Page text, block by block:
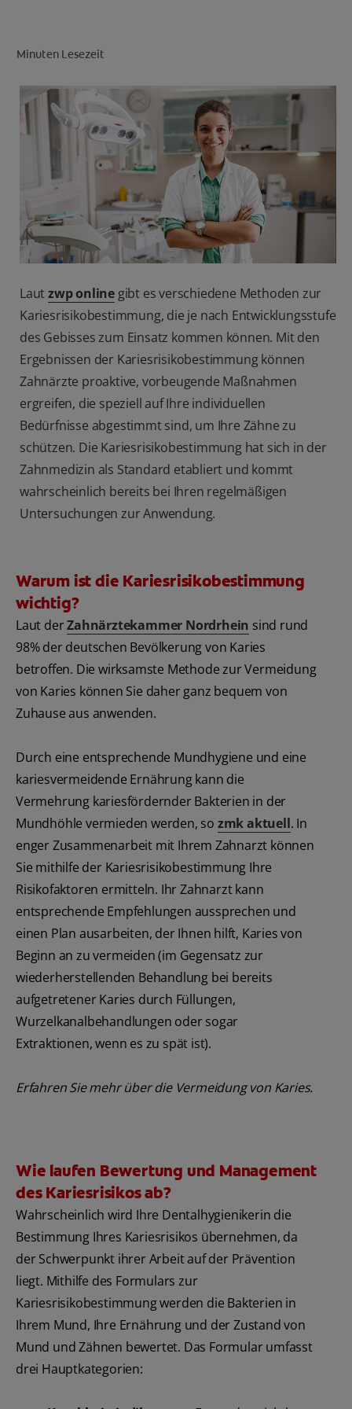
Minuten Lesezeit
Lautzwp online gibt es verschiedene Methoden zur
Kariesrisikobestimmung, die je nach Entwicklungsstufe
des Gebisses zum Einsatz kommen können. Mit den
Ergebnissen der Kariesrisikobestimmung können
Zahnärzte proaktive, vorbeugende Maßnahmen
ergreifen, die speziell auf Ihre individuellen
Bedürfnisse abgestimmt sind, um Ihre Zähne zu
schützen. Die Kariesrisikobestimmung hat sich in der
Zahnmedizin als Standard etabliert und kommt
wahrscheinlich bereits bei Ihren regelmäßigen
Untersuchungen zur Anwendung.
Warum ist die Kariesrisikobestimmung
wichtig?
Laut derZahnärztekammer Nordrhein sind rund
98% der deutschen Bevölkerung von Karies
betroffen. Die wirksamste Methode zur Vermeidung
von Karies können Sie daher ganz bequem von
Zuhause aus anwenden.
Durch eine entsprechende Mundhygiene und eine
kariesvermeidende Ernährung kann die
Vermehrung kariesfördernder Bakterien in der
Mundhöhle vermieden werden, so zmk aktuell. In
enger Zusammenarbeit mit Ihrem Zahnarzt können
Sie mithilfe der Kariesrisikobestimmung Ihre
Risikofaktoren ermitteln. Ihr Zahnarzt kann
entsprechende Empfehlungen aussprechen und
einen Plan ausarbeiten, der Ihnen hilft, Karies von
Beginn an zu vermeiden (im Gegensatz zur
wiederherstellenden Behandlung bei bereits
aufgetretener Karies durch Füllungen,
Wurzelkanalbehandlungen oder sogar
Extraktionen, wenn es zu spät ist).
Erfahren Sie mehr über die Vermeidung von Karies.
Wie laufen Bewertung und Management
des Kariesrisikos ab?
Wahrscheinlich wird Ihre Dentalhygienikerin die
Bestimmung Ihres Kariesrisikos übernehmen, da
der Schwerpunkt ihrer Arbeit auf der Prävention
liegt. Mithilfe des Formulars zur
Kariesrisikobestimmung werden die Bakterien in
Ihrem Mund, Ihre Ernährung und der Zustand von
Mund und Zähnen bewertet. Das Formular umfasst
drei Hauptkategorien: